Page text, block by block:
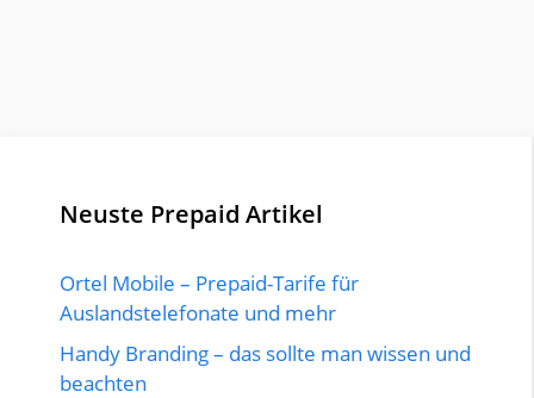
Neuste Prepaid Artikel
Ortel Mobile – Prepaid-Tarife für
Auslandstelefonate und mehr
Handy Branding – das sollte man wissen und
beachten